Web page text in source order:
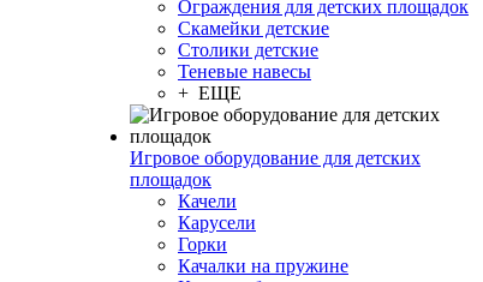
Ограждения для детских площадок
Скамейки детские
Столики детские
Теневые навесы
+ ЕЩЕ
Игровое оборудование для детских
площадок
Качели
Карусели
Горки
Качалки на пружине